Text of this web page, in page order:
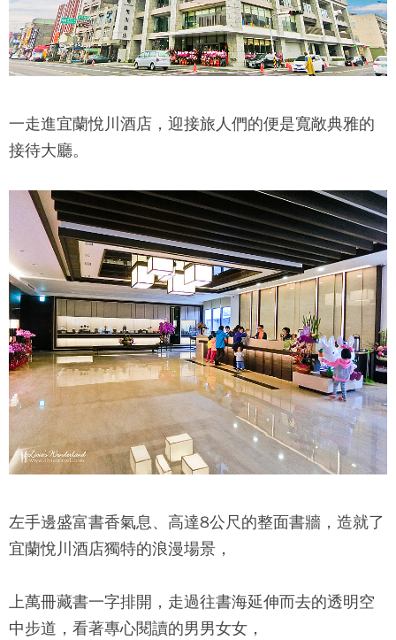
一走進宜蘭悅川酒店 ，迎接旅人們的便是寬敞典雅的
接待大廳。
左手邊盛富書香氣息、高達8公尺的整面書牆，造就了
宜蘭悅川酒店獨特的浪漫場景，
上萬冊藏書一字排開，走過往書海延伸而去的透明空
中步道，看著專心閱讀的男男女女，